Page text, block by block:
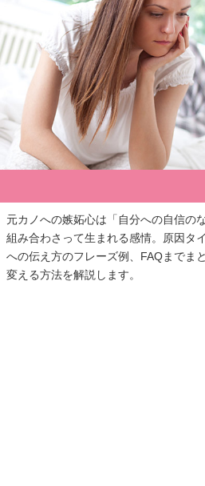
元カノへの嫉妬心は「自分への自信の
組み合わさって生まれる感情。原因タ
への伝え方のフレーズ例、FAQまでま
変える方法を解説します。